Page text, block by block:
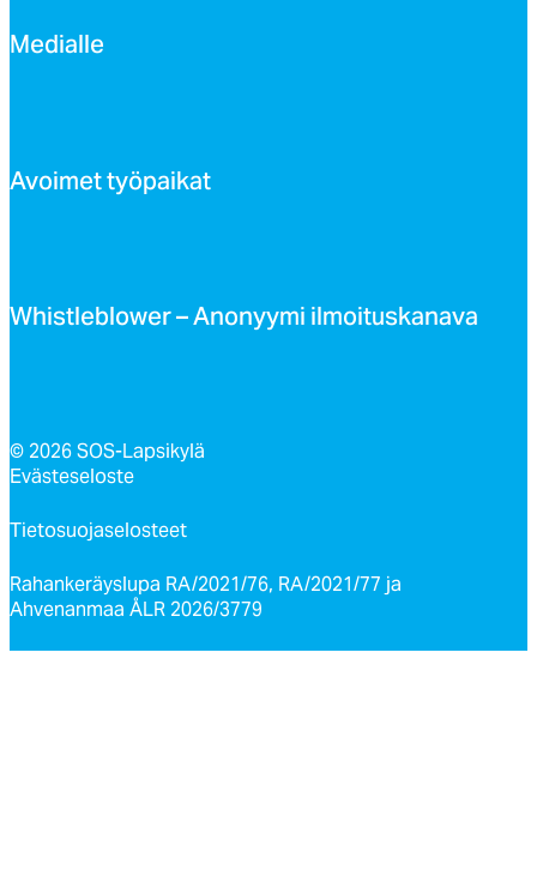
Me­dial­le
Avoi­met työ­pai­kat
Whist­leb­lo­wer – Ano­nyy­mi il­moi­tus­ka­na­va
© 2026 SOS-Lapsikylä
Evästeseloste
Tietosuojaselosteet
Rahankeräyslupa RA/2021/76, RA/2021/77 ja
Ahvenanmaa ÅLR 2026/3779